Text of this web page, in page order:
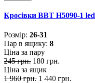
Кросівки BBT H5090-1 led
Розмiр: 26-31
Пар в ящику: 8
Ціна за пару
245 грн. 180 грн.
Ціна за ящик
1 960 грн. 1 440 грн.